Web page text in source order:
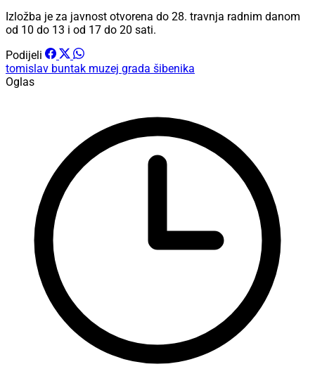
Izložba je za javnost otvorena do 28. travnja radnim danom
od 10 do 13 i od 17 do 20 sati.
Podijeli
tomislav buntak muzej grada šibenika
Oglas